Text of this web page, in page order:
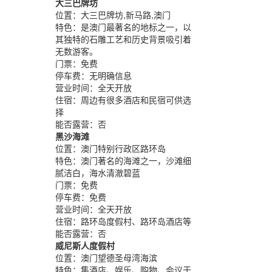
大三巴牌坊
位置： 大三巴牌坊,新马路,澳门
特色： 是澳门最著名的地标之一，以
其独特的石雕工艺和历史背景吸引着
无数游客。
门票： 免费
停车费： 无明确信息
营业时间： 全天开放
住宿： 周边有很多酒店和民宿可供选
择
能否露营： 否
黑沙海滩
位置： 澳门特别行政区路环岛
特色： 澳门著名的海滩之一，沙滩细
腻洁白，海水清澈碧蓝
门票： 免费
停车费： 免费
营业时间： 全天开放
住宿： 路环岛度假村、路环岛酒店等
能否露营： 否
威尼斯人度假村
位置： 澳门望德圣母湾海滨
特色： 集酒店、娱乐、购物、会议于